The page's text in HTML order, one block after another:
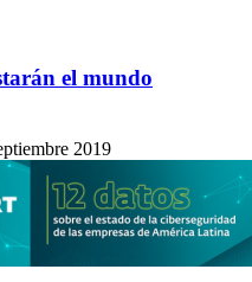
el mundo
2019